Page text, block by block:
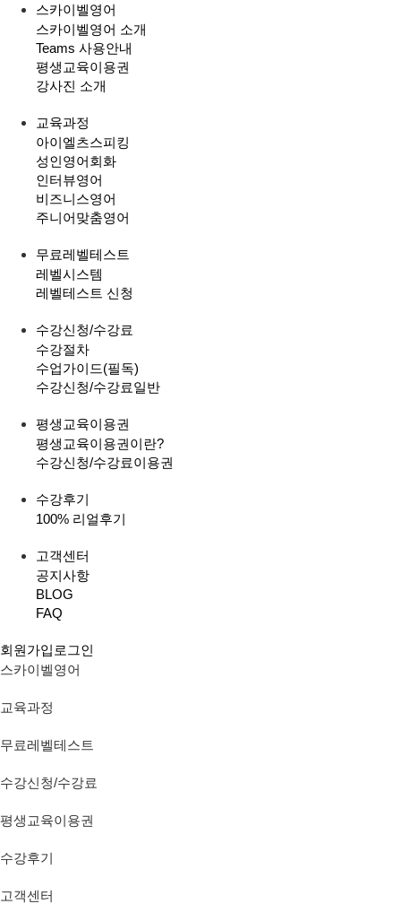
스카이벨영어
스카이벨영어 소개
Teams 사용안내
평생교육이용권
강사진 소개
교육과정
아이엘츠스피킹
성인영어회화
인터뷰영어
비즈니스영어
주니어맞춤영어
무료레벨테스트
레벨시스템
레벨테스트 신청
수강신청/수강료
수강절차
수업가이드(필독)
수강신청/수강료일반
평생교육이용권
평생교육이용권이란?
수강신청/수강료이용권
수강후기
100% 리얼후기
고객센터
공지사항
BLOG
FAQ
회원가입 로그인
스카이벨영어
교육과정
무료레벨테스트
수강신청/수강료
평생교육이용권
수강후기
고객센터